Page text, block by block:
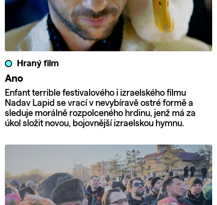
Hraný film
Ano
Enfant terrible festivalového i izraelského filmu
Nadav Lapid se vrací v nevybíravě ostré formě a
sleduje morálně rozpolceného hrdinu, jenž má za
úkol složit novou, bojovnější izraelskou hymnu.